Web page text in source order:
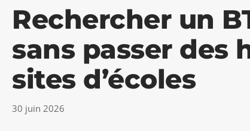
Rechercher un
sans passer des
sites d’écoles
30 juin 2026